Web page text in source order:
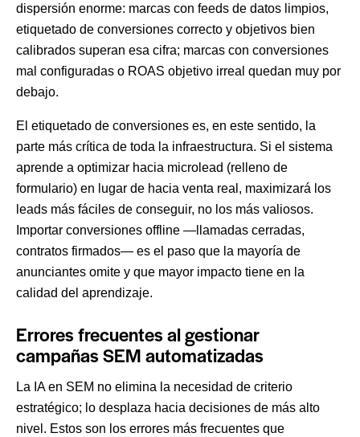
dispersión enorme: marcas con feeds de datos limpios,
etiquetado de conversiones correcto y objetivos bien
calibrados superan esa cifra; marcas con conversiones
mal configuradas o ROAS objetivo irreal quedan muy por
debajo.
El etiquetado de conversiones es, en este sentido, la
parte más crítica de toda la infraestructura. Si el sistema
aprende a optimizar hacia microlead (relleno de
formulario) en lugar de hacia venta real, maximizará los
leads más fáciles de conseguir, no los más valiosos.
Importar conversiones offline —llamadas cerradas,
contratos firmados— es el paso que la mayoría de
anunciantes omite y que mayor impacto tiene en la
calidad del aprendizaje.
Errores frecuentes al gestionar
campañas SEM automatizadas
La IA en SEM no elimina la necesidad de criterio
estratégico; lo desplaza hacia decisiones de más alto
nivel. Estos son los errores más frecuentes que